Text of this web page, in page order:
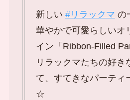
新しい #リラックマ の
華やかで可愛らしいオ
イン「Ribbon-Filled
リラックマたちの好き
て、すてきなパーティ
☆